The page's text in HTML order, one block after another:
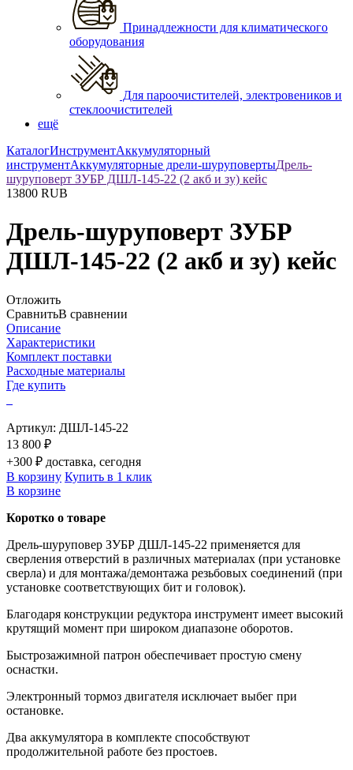
Принадлежности для климатического
оборудования
Для пароочистителей, электровеников и
стеклоочистителей
ещё
КаталогИнструментАккумуляторный
инструментАккумуляторные дрели-шуруповертыДрель-
шуруповерт ЗУБР ДШЛ-145-22 (2 акб и зу) кейс
13800 RUB
Дрель-шуруповерт ЗУБР
ДШЛ-145-22 (2 акб и зу) кейс
Отложить
СравнитьВ сравнении
Описание
Характеристики
Комплект поставки
Расходные материалы
Где купить
Артикул: ДШЛ-145-22
13 800 ₽
+300 ₽ доставка, сегодня
В корзину Купить в 1 клик
В корзине
Коротко о товаре
Дрель-шуруповер ЗУБР ДШЛ-145-22 применяется для
сверления отверстий в различных материалах (при установке
сверла) и для монтажа/демонтажа резьбовых соединений (при
установке соответствующих бит и головок).
Благодаря конструкции редуктора инструмент имеет высокий
крутящий момент при широком диапазоне оборотов.
Быстрозажимной патрон обеспечивает простую смену
оснастки.
Электронный тормоз двигателя исключает выбег при
остановке.
Два аккумулятора в комплекте способствуют
продолжительной работе без простоев.